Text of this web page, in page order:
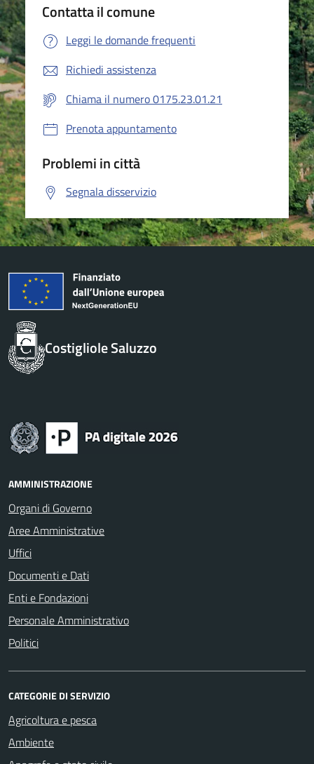
Contatta il comune
Leggi le domande frequenti
Richiedi assistenza
Chiama il numero 0175.23.01.21
Prenota appuntamento
Problemi in città
Segnala disservizio
Costigliole Saluzzo
AMMINISTRAZIONE
Organi di Governo
Aree Amministrative
Uffici
Documenti e Dati
Enti e Fondazioni
Personale Amministrativo
Politici
CATEGORIE DI SERVIZIO
Agricoltura e pesca
Ambiente